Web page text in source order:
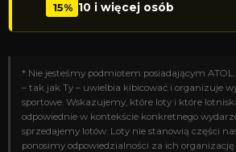
15% 10 i więcej osób
* Nie jesteśmy podmiotem posiadającym
– tak jak Ty – uwielbia kibicować i organizuje
sportowe. Wskazujemy, które loty i które
odpowiednie w kontekście konkretnego
sprzedajemy lotów. Loty nie stanowią części
ponosimy odpowiedzialności za ich